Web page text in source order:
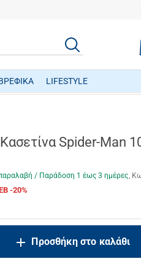
ΑΝΑΖΗΤΗΣΗ
LIFESTYLE
Spider-Man
/ Παράδoση 1 έως 3 ημέρες
-20%
Προσθήκη στο καλάθι